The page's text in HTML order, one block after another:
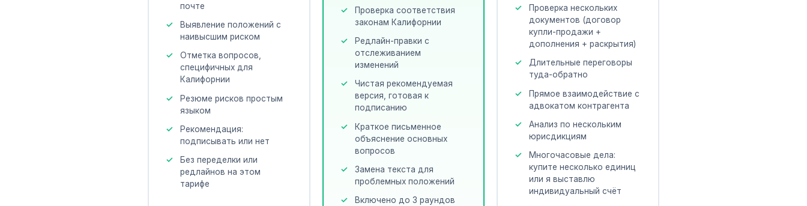
почте
Выявление положений с
наивысшим риском
Отметка вопросов,
специфичных для
Калифорнии
Резюме рисков простым
языком
Рекомендация:
подписывать или нет
Без переделки или
редлайнов на этом
тарифе
Проверка соответствия
законам Калифорнии
Редлайн-правки с
отслеживанием
изменений
Чистая рекомендуемая
версия, готовая к
подписанию
Краткое письменное
объяснение основных
вопросов
Замена текста для
проблемных положений
Включено до 3 раундов
Проверка нескольких
документов (договор
купли-продажи +
дополнения + раскрытия)
Длительные переговоры
туда-обратно
Прямое взаимодействие с
адвокатом контрагента
Анализ по нескольким
юрисдикциям
Многочасовые дела:
купите несколько единиц
или я выставлю
индивидуальный счёт